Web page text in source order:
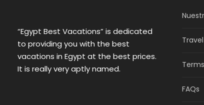
“Egypt Best Vacations” is dedicated
to providing you with the best
vacations in Egypt at the best prices.
It is really very aptly named.
FAQs